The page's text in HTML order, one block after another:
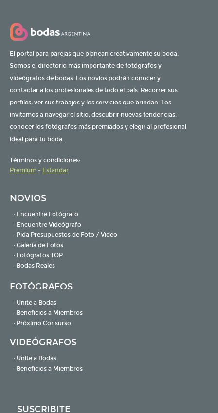
El portal para parejas que planean creativamente su boda.
Somos el directorio más importante de fotógrafos y
videógrafos de bodas. Los novios podrán conocer y
contactar a los profesionales de todo el país. Recorrer sus
perfiles, ver sus trabajos y los servicios que brindan. Los
invitamos a navegar el sitio, descubrir nuevas tendencias,
conocer los fotógrafos más premiados y elegir al profesional
ideal para tu boda.
Términos y condiciones:
Premium - Estandar
NOVIOS
· Encuentre Fotógrafo
· Encuentre Videógrafo
· Pida Presupuestos de Foto / Video
· Galería de Fotos
· Fotógrafos TOP
· Bodas Reales
FOTÓGRAFOS
· Unite a Bodas
· Beneficios a Miembros
· Próximo Consurso
VIDEÓGRAFOS
· Unite a Bodas
· Beneficios a Miembros
SUSCRIBITE